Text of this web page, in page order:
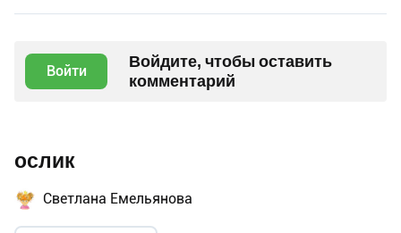
Войти
Войдите, чтобы оставить
комментарий
ослик
Светлана Емельянова